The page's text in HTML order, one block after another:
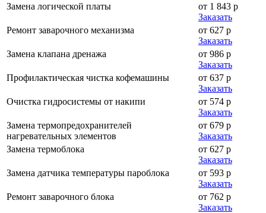
Замена логической платы
от 1 843 р
Заказать
Ремонт заварочного механизма
от 627 р
Заказать
Замена клапана дренажа
от 986 р
Заказать
Профилактическая чистка кофемашины
от 637 р
Заказать
Очистка гидросистемы от накипи
от 574 р
Заказать
Замена термопредохранителей
нагревательных элементов
от 679 р
Заказать
Замена термоблока
от 627 р
Заказать
Замена датчика температуры пароблока
от 593 р
Заказать
Ремонт заварочного блока
от 762 р
Заказать